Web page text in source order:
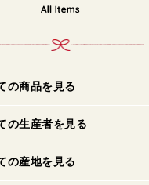
の商品を見る
の生産者を見る
の産地を見る